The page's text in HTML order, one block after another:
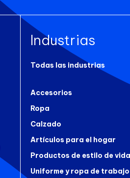
Industrias
Todas las industrias
Accesorios
Ropa
Calzado
Artículos para el hogar
Productos de estilo de vida
Uniforme y ropa de trabajo